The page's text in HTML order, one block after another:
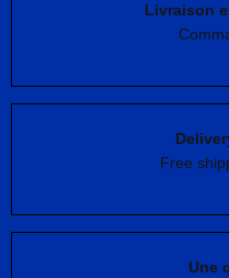
Livraison
Free
Une